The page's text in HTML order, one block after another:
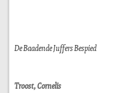
De Baadende Juffers Bespied
Troost, Cornelis